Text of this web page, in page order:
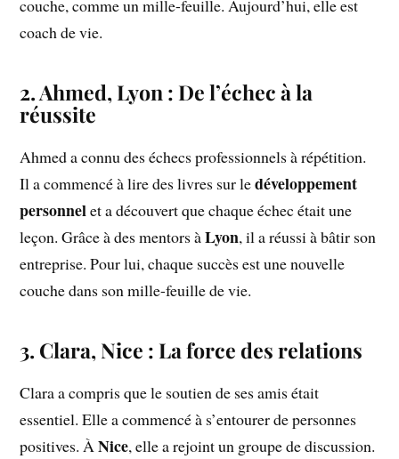
couche, comme un mille-feuille. Aujourd’hui, elle est
coach de vie.
2. Ahmed, Lyon : De l’échec à la
réussite
Ahmed a connu des échecs professionnels à répétition.
Il a commencé à lire des livres sur ledéveloppement
personnelet a découvert que chaque échec était une
leçon. Grâce à des mentors àLyon, il a réussi à bâtir son
entreprise. Pour lui, chaque succès est une nouvelle
couche dans son mille-feuille de vie.
3. Clara, Nice : La force des relations
Clara a compris que le soutien de ses amis était
essentiel. Elle a commencé à s’entourer de personnes
positives. ÀNice, elle a rejoint un groupe de discussion.